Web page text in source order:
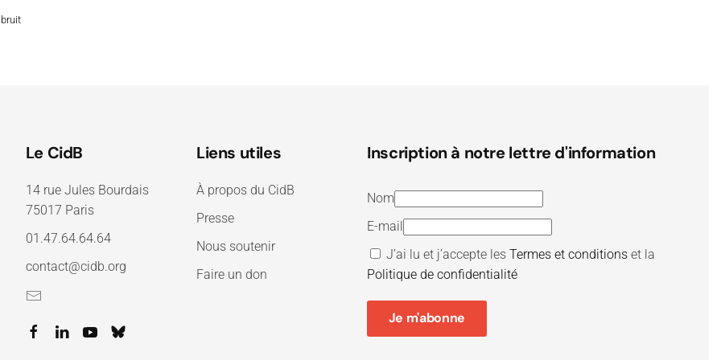
Le CidB
14 rue Jules Bourdais
75017 Paris
01.47.64.64.64
contact@cidb.org
Liens utiles
À propos du CidB
Presse
Nous soutenir
Faire un don
Inscription à notre lettre d'information
Nom
E-mail
J’ai lu et j’accepte lesTermes et conditions et la
Politique de confidentialité
Je m'abonne